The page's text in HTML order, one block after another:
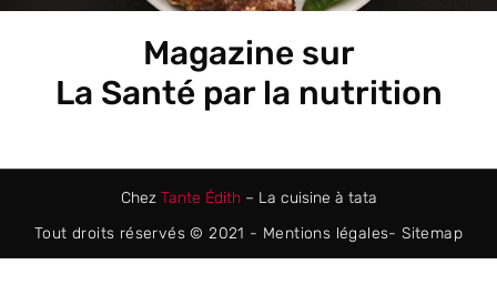
Magazine sur
La Santé par la nutrition
Chez Tante Édith – La cuisine à tata
Tout droits réservés © 2021 - Mentions légales-Sitemap